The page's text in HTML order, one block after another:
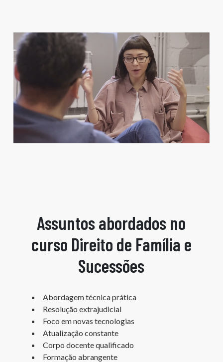
Assuntos abordados no
curso Direito de Família e
Sucessões
Abordagem técnica prática
Resolução extrajudicial
Foco em novas tecnologias
Atualização constante
Corpo docente qualificado
Formação abrangente